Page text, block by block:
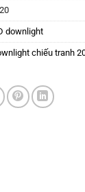
downlight
chiếu tranh